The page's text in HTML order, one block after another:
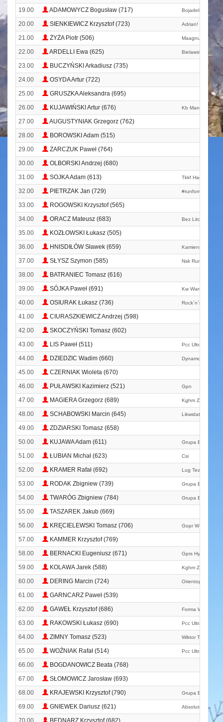
19.00 ADAMOWYCZ Bogusław (717) Bojadelska Brać
20.00 SIENKIEWICZ Krzysztof (723) Adrian! Błagam
21.00 ŻYŻA Piotr (506) Maagnus Team
22.00 ARDELLI Ewa (625) Bielawska
23.00
BUCZYŃSKI Arkadiusz (735)
24.00
OSYDA Artur (722)
25.00
GRUSZKA Aleksandra (695)
26.00
KUJAWIŃSKI Artur (676) Kb Maniac
27.00
AUGUSTYNIAK Grzegorz (762)
28.00
BOROWSKI Adam (515)
29.00
ZARCZUK Paweł (764)
30.00
OLBORSKI Andrzej (680)
31.00
SOJKA Adam (613) Tkkf Hades Sts
32.00 PIETRZAK Jan (729) #runformore
33.00
ROGOWSKI Krzysztof (565)
34.00
ORACZ Mateusz (683) Bez Litości
35.00
KOZŁOWSKI Łukasz (505)
36.00
HNISDIŁÓW Sławek (659) Kamiennogórska
37.00 SŁYSZ Szymon (585) Nsk Runs
38.00
BATRANIEC Tomasz (616)
39.00
SÓJKA Paweł (691) Kw Warszawa
40.00 OSIURAK Łukasz (736) Rock`n`roll Team
41.00
CIURASZKIEWICZ Andrzej (598)
42.00
SKOCZYŃSKI Tomasz (602)
43.00
LIS Paweł (511) Pcc Ultra Runners
44.00 DZIEDZIC Wadim (660) Dynamo
45.00
CZERNIAK Wioleta (670)
46.00
PUŁAWSKI Kazimierz (521) Gpn
47.00 MAGIERA Grzegorz (689) Kghm Zg Run
48.00 SCHABOWSKI Marcin (645)
49.00
ZDZIARSKI Tomasz (658)
50.00
KUJAWA Adam (611) Grupa Biegowa
51.00 ŁUBIAN Michał (623) Csi
52.00 KRAMER Rafał (692) Lug Team
53.00 RODAK Zbigniew (739) Grupa Biegowa`
54.00 TWARÓG Zbigniew (784) Grupa Biegowa`
55.00
TASZAREK Jakub (669)
56.00
KRĘCIELEWSKI Tomasz (706) Gopr W-k
57.00
KAMMER Krzysztof (769)
58.00
BERNACKI Eugeniusz (671) Gprs Hydrokop
59.00 KOLAWA Jarek (588) Kghm Zg Run
60.00 DERING Marcin (724) Orientop Wrocław
61.00
GARNCARZ Paweł (539)
62.00
GAWEŁ Krzysztof (686) Forma Wodzisław
63.00 RAKOWSKI Łukasz (690) Pcc Ultra Runners
64.00 ZIMNY Tomasz (523) Wiktor Team
65.00 WOŹNIAK Rafał (514) Pcc Ultra Runners
66.00
BOGDANOWICZ Beata (768)
67.00
SŁOMOWICZ Jarosław (693)
68.00
KRAJEWSKI Krzysztof (790) Grupa Biegowa
69.00 GNIEWEK Dariusz (621) Absolutni
70.00 BEDNARZ Krzysztof (682)